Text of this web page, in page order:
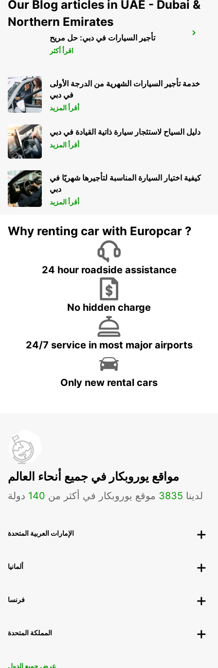
PARIS PARC DES PRINCES -IKC-
PARIS - FRANCE
Our Blog articles in UAE - Dubai &
Northern Emirates
تأجير السيارات في دبي: حل مريح
اقرأ أكثر
خدمة تأجير السيارات الشهرية من الدرجة الأولى
في دبي
أقرأ المزيد
دليل السياح لاستئجار سيارة ذاتية القيادة في دبي
أقرأ المزيد
كيفية اختيار السيارة المناسبة لتأجيرها شهريًا في
دبي
أقرأ المزيد
Why renting car with Europcar ?
24 hour roadside assistance
No hidden charge
24/7 service in most major airports
Only new rental cars
مواقع يوروبكار في جميع أنحاء العالم
لدينا 3835 موقع يوروبكار في أكثر من 140 دولة
الإمارات العربية المتحدة
ألمانيا
فرنسا
المملكة المتحدة
عرض جميع الدول